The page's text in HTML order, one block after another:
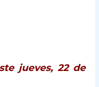
jueves, 22 de